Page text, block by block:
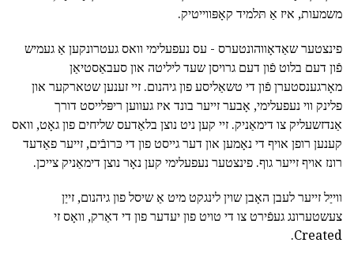
משמעות, איז אַ תּלמיד קאָפּווייטיק.
פינצטער שאַדאָווהונטערס - עס נעפעלימי וואס געטרונקען אַ געמיש
פֿון דעם בלוט פֿון דעם גרויסן שעד ליליטה און סעבאַסטיאַן
מאָרגענסטערן פֿון די טשאַליסע פון גיהנום. זיי זענען שטארקער און
פלינק ווי נעפעלימי, אָבער זייער בונד איז געווען ריפּלייסט דורך
אַנדזשעליק צו דימאַניק. זיי קען ניט נוצן בלאַדעס שליחים פון גאָט, וואס
קענען רופן אויף די נאָמען און דער גייסט פון די כּרובֿים, זייער פאַדעד
רונז אויף זייער גוף. פינצטער נעפעלימי קען נאָר נוצן דימאַניק צייכן.
ווייַל זייער לעבן האָבן שוין לינגקט מיט אַ שיסל פון גיהנום, זייַן
צעשטערונג געפֿירט צו די טויט פון יעדער פון די דאַרק, וואָס זי
Created.